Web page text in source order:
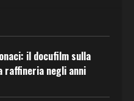
il docufilm sulla
raffineria negli anni